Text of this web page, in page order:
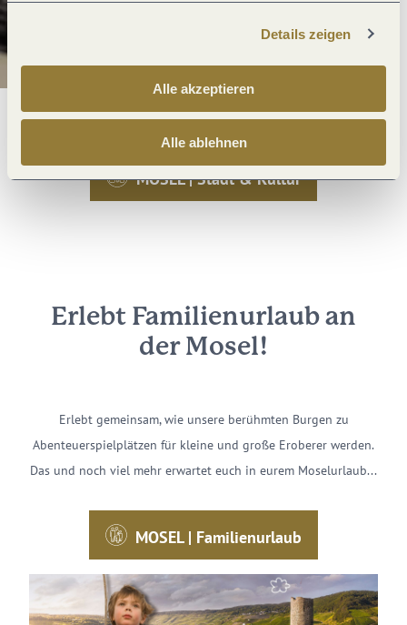
Details zeigen
Alle akzeptieren
Alle ablehnen
MOSEL | Stadt & Kultur
Erlebt Familienurlaub an
der Mosel!
Erlebt gemeinsam, wie unsere berühmten Burgen zu
Abenteuerspielplätzen für kleine und große Eroberer werden.
Das und noch viel mehr erwartet euch in eurem Moselurlaub...
MOSEL | Familienurlaub